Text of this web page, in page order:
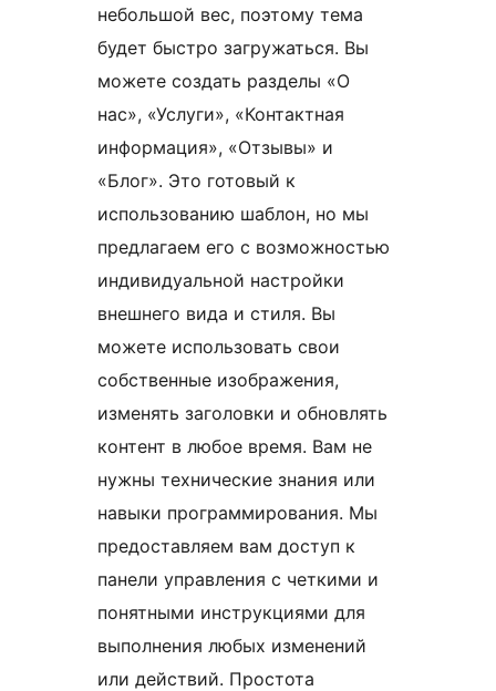
небольшой вес, поэтому тема
будет быстро загружаться. Вы
можете создать разделы «О
нас», «Услуги», «Контактная
информация», «Отзывы» и
«Блог». Это готовый к
использованию шаблон, но мы
предлагаем его с возможностью
индивидуальной настройки
внешнего вида и стиля. Вы
можете использовать свои
собственные изображения,
изменять заголовки и обновлять
контент в любое время. Вам не
нужны технические знания или
навыки программирования. Мы
предоставляем вам доступ к
панели управления с четкими и
понятными инструкциями для
выполнения любых изменений
или действий. Простота